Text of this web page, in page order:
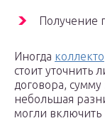
Получение
Иногда
стоит уточнить
договора,
небольшая
могли